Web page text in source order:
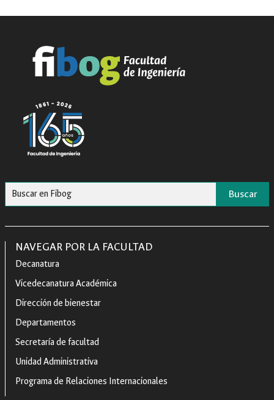
Buscar
NAVEGAR POR LA FACULTAD
Decanatura
Vicedecanatura Académica
Dirección de bienestar
Departamentos
Secretaría de facultad
Unidad Administrativa
Programa de Relaciones Internacionales